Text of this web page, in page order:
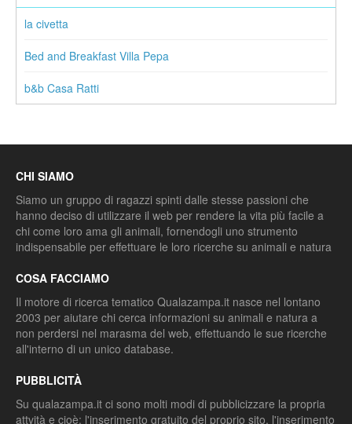
la civetta
Bed and Breakfast Villa Pepa
b&b Casa Ratti
CHI SIAMO
Siamo un gruppo di ragazzi spinti dalle stesse passioni che
hanno deciso di utilizzare il web per rendere la vita più facile a
chi come loro ama gli animali, fornendogli uno strumento
indispensabile per effettuare le loro ricerche su animali e natura
COSA FACCIAMO
Il motore di ricerca tematico Qualazampa.it nasce nel lontano
2003 per aiutare chi cerca informazioni su animali e natura a
non perdersi nel marasma del web, effettuando le sue ricerche
all'interno di un unico database.
PUBBLICITÀ
Su qualazampa.it ci sono molti modi di pubblicizzare la propria
attvità e cioè: l'inserimento gratuito del proprio sito, l'inserimento